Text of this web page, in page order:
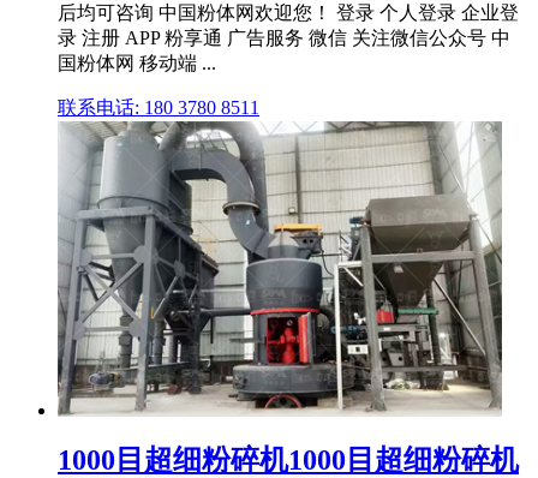
后均可咨询 中国粉体网欢迎您！ 登录 个人登录 企业登
录 注册 APP 粉享通 广告服务 微信 关注微信公众号 中
国粉体网 移动端 ...
联系电话: 180 3780 8511
1000目超细粉碎机1000目超细粉碎机